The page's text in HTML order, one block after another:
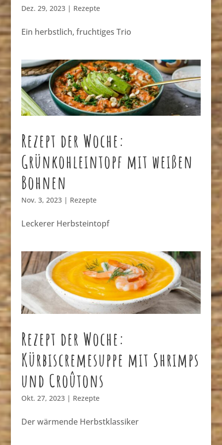
Dez. 29, 2023| Rezepte
Ein herbstlich, fruchtiges Trio
Rezept der Woche:
Grünkohleintopf mit weißen
Bohnen
Nov. 3, 2023| Rezepte
Leckerer Herbsteintopf
Rezept der Woche:
Kürbiscremesuppe mit Shrimps
und Croûtons
Okt. 27, 2023| Rezepte
Der wärmende Herbstklassiker